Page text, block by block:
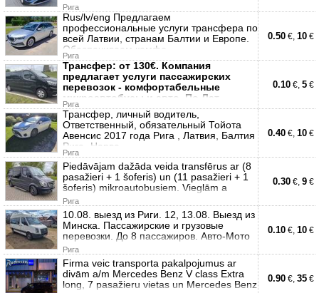
Рига
Rus/lv/eng Предлагаем
профессиональные услуги трансфера по
всей Латвии, странам Балтии и Европе.
Обеспечиваем комфо
Рига
0.50 €, 10 €
Трансфер: от 130€. Компания
предлагает услуги пассажирских
перевозок - комфортабельные
микроавтобусы и авто. По Лат
Рига
0.10 €, 5 €
Трансфер, личный водитель,
Ответственный, обязательный Тойота
Авенсис 2017 года Рига , Латвия, Балтия
Рига -Нарва
Рига
0.40 €, 10 €
Piedāvājam dažāda veida transfērus ar (8
pasažieri + 1 šoferis) un (11 pasažieri + 1
šoferis) mikroautobusiem. Vieglām a
Рига
0.30 €, 9 €
10.08. выезд из Риги. 12, 13.08. Выезд из
Минска. Пассажирские и грузовые
перевозки. До 8 пассажиров. Авто-Мото
Рига
0.10 €, 10 €
Firma veic transporta pakalpojumus ar
divām a/m Mercedes Benz V class Extra
long, 7 pasažieru vietas un Mercedes Benz
0.90 €, 35 €